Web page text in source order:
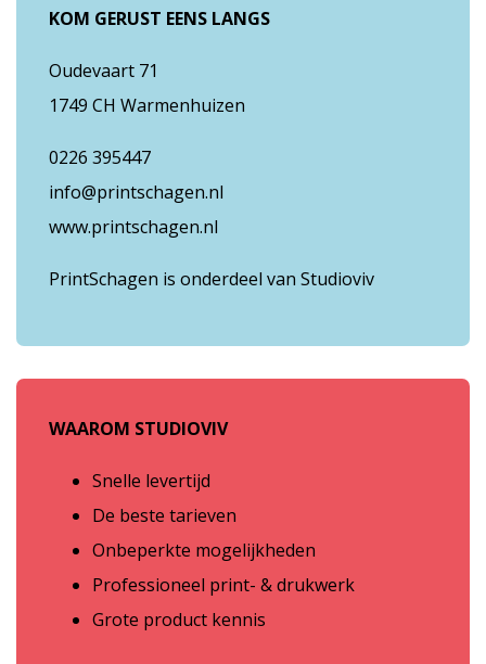
KOM GERUST EENS LANGS
Oudevaart 71
1749 CH Warmenhuizen
0226 395447
info@printschagen.nl
www.printschagen.nl
PrintSchagen is onderdeel van Studioviv
WAAROM STUDIOVIV
Snelle levertijd
De beste tarieven
Onbeperkte mogelijkheden
Professioneel print- & drukwerk
Grote product kennis